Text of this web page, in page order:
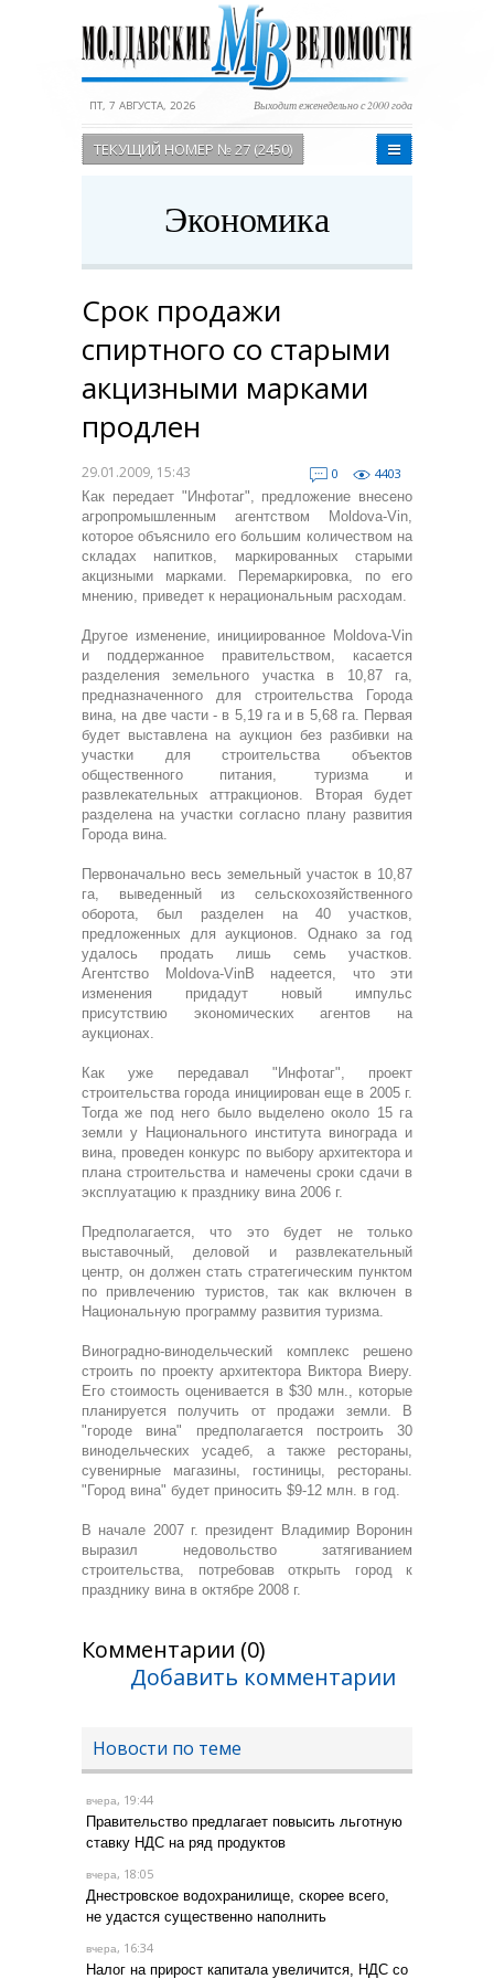
ПТ, 7 АВГУСТА, 2026 Выходит еженедельно с 2000 года
ТЕКУЩИЙ НОМЕР № 27 (2450)
Экономика
Срок продажи
спиртного со старыми
акцизными марками
продлен
29.01.2009, 15:43 0
4403
Как передает "Инфотаг", предложение внесено
агропромышленным агентством Moldova-Vin,
которое объяснило его большим количеством на
складах напитков, маркированных старыми
акцизными марками. Перемаркировка, по его
мнению, приведет к нерациональным расходам.
Другое изменение, инициированное Moldova-Vin
и поддержанное правительством, касается
разделения земельного участка в 10,87 га,
предназначенного для строительства Города
вина, на две части - в 5,19 га и в 5,68 га. Первая
будет выставлена на аукцион без разбивки на
участки для строительства объектов
общественного питания, туризма и
развлекательных аттракционов. Вторая будет
разделена на участки согласно плану развития
Города вина.
Первоначально весь земельный участок в 10,87
га, выведенный из сельскохозяйственного
оборота, был разделен на 40 участков,
предложенных для аукционов. Однако за год
удалось продать лишь семь участков.
Агентство Moldova-VinВ надеется, что эти
изменения придадут новый импульс
присутствию экономических агентов на
аукционах.
Как уже передавал "Инфотаг", проект
строительства города инициирован еще в 2005 г.
Тогда же под него было выделено около 15 га
земли у Национального института винограда и
вина, проведен конкурс по выбору архитектора и
плана строительства и намечены сроки сдачи в
эксплуатацию к празднику вина 2006 г.
Предполагается, что это будет не только
выставочный, деловой и развлекательный
центр, он должен стать стратегическим пунктом
по привлечению туристов, так как включен в
Национальную программу развития туризма.
Виноградно-винодельческий комплекс решено
строить по проекту архитектора Виктора Виеру.
Его стоимость оценивается в $30 млн., которые
планируется получить от продажи земли. В
"городе вина" предполагается построить 30
винодельческих усадеб, а также рестораны,
сувенирные магазины, гостиницы, рестораны.
"Город вина" будет приносить $9-12 млн. в год.
В начале 2007 г. президент Владимир Воронин
выразил недовольство затягиванием
строительства, потребовав открыть город к
празднику вина в октябре 2008 г.
Комментарии (0)
Добавить комментарии
Новости по теме
вчера, 19:44
Правительство предлагает повысить льготную
ставку НДС на ряд продуктов
вчера, 18:05
Днестровское водохранилище, скорее всего,
не удастся существенно наполнить
вчера, 16:34
Налог на прирост капитала увеличится, НДС со